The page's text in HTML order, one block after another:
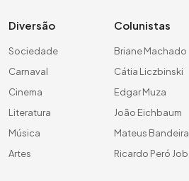
Diversão
Sociedade
Carnaval
Cinema
Literatura
Música
Artes
Colunistas
Briane Machado
Cátia Liczbinski
Edgar Muza
João Eichbaum
Mateus Bandeira
Ricardo Peró Job